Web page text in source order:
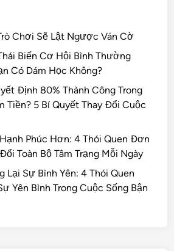
Chơi Sẽ Lật Ngược Ván Cờ
Biến Cơ Hội Bình Thường
Có Dám Học Không?
Định 80% Thành Công Trong
Tiền? 5 Bí Quyết Thay Đổi Cuộc
Phúc Hơn: 4 Thói Quen Đơn
Toàn Bộ Tâm Trạng Mỗi Ngày
Lại Sự Bình Yên: 4 Thói Quen
Yên Bình Trong Cuộc Sống Bận